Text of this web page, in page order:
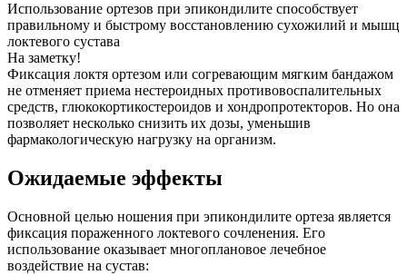
Использование ортезов при эпикондилите способствует
правильному и быстрому восстановлению сухожилий и мышц
локтевого сустава
На заметку!
Фиксация локтя ортезом или согревающим мягким бандажом
не отменяет приема нестероидных противовоспалительных
средств, глюкокортикостероидов и хондропротекторов. Но она
позволяет несколько снизить их дозы, уменьшив
фармакологическую нагрузку на организм.
Ожидаемые эффекты
Основной целью ношения при эпикондилите ортеза является
фиксация пораженного локтевого сочленения. Его
использование оказывает многоплановое лечебное
воздействие на сустав: